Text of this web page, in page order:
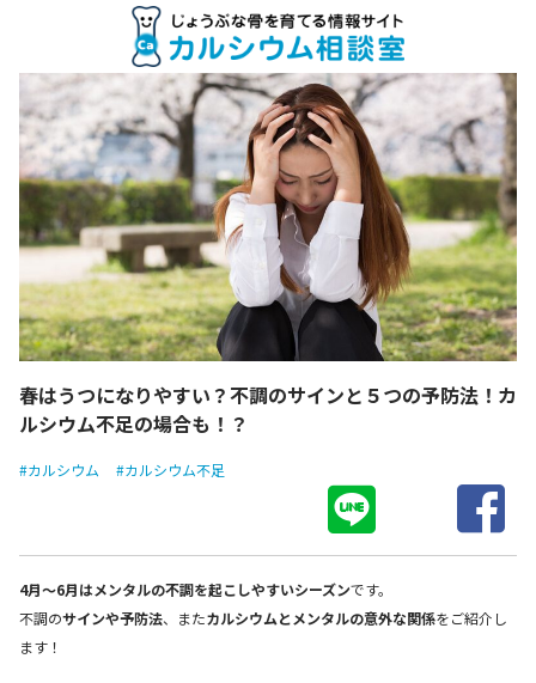
春はうつになりやすい？不調のサインと５つの予防法！カ
ルシウム不足の場合も！？
#カルシウム #カルシウム不足
4月～6月はメンタルの不調を起こしやすいシーズンです。
不調のサインや予防法、またカルシウムとメンタルの意外な関係をご紹介し
ます！